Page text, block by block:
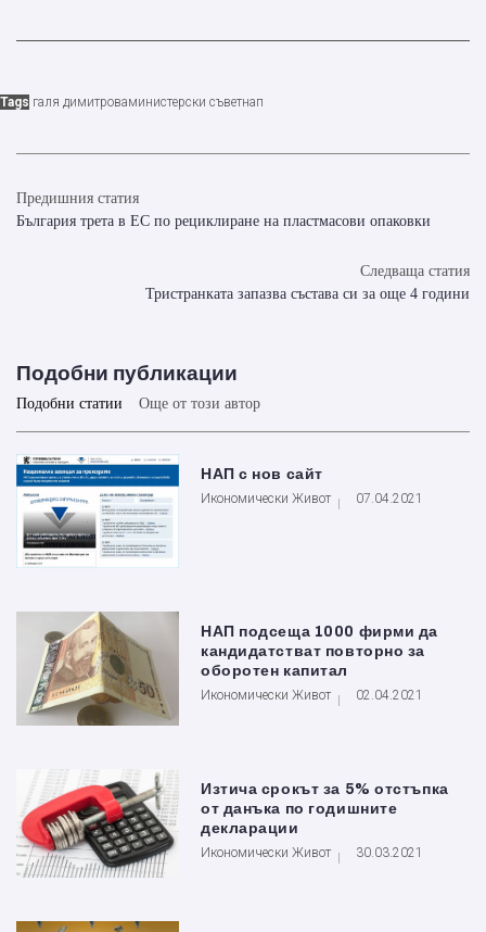
Tags галя димитроваминистерски съветнап
Предишния статия
България трета в ЕС по рециклиране на пластмасови опаковки
Следваща статия
Тристранката запазва състава си за още 4 години
Подобни публикации
Подобни статии Още от този автор
НАП с нов сайт
Икономически Живот 07.04.2021
НАП подсеща 1000 фирми да
кандидатстват повторно за
оборотен капитал
Икономически Живот 02.04.2021
Изтича срокът за 5% отстъпка
от данъка по годишните
декларации
Икономически Живот 30.03.2021